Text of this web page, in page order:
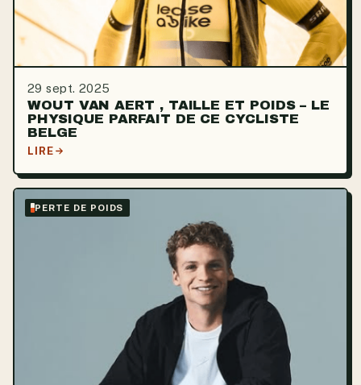
29 sept. 2025
WOUT VAN AERT , TAILLE ET POIDS – LE
PHYSIQUE PARFAIT DE CE CYCLISTE
BELGE
LIRE
PERTE DE POIDS